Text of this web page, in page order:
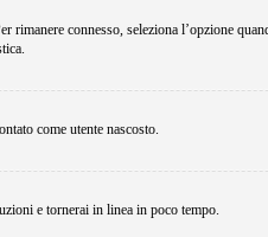
connesso, seleziona l’opzione
come utente nascosto.
e tornerai in linea in poco tempo.